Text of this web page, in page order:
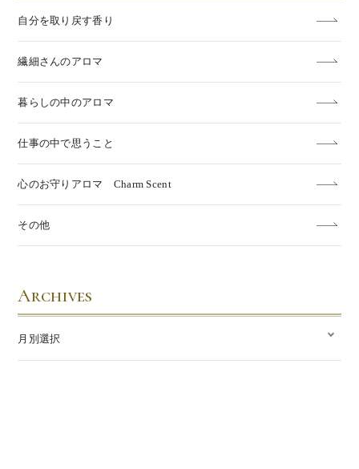
自分を取り戻す香り
繊細さんのアロマ
暮らしの中のアロマ
仕事の中で思うこと
心のお守りアロマ Charm Scent
その他
Archives
月別選択